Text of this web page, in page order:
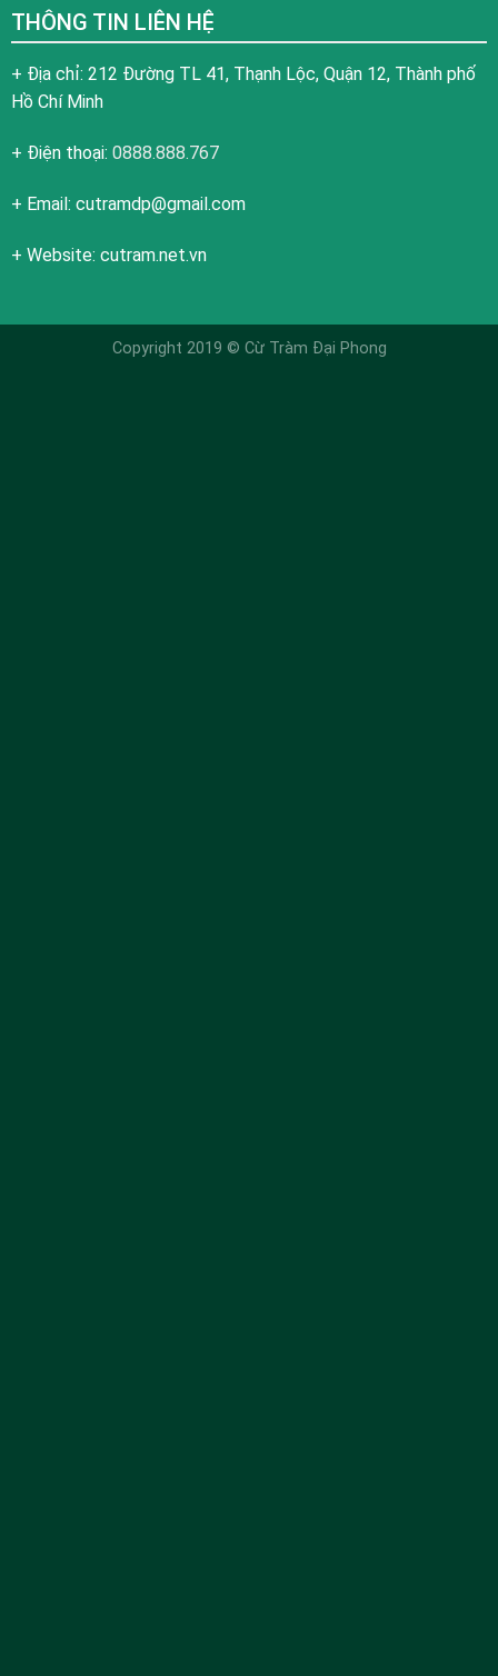
THÔNG TIN LIÊN HỆ
+ Địa chỉ: 212 Đường TL 41, Thạnh Lộc, Quận 12, Thành phố
Hồ Chí Minh
+ Điện thoại: 0888.888.767
+ Email: cutramdp@gmail.com
+ Website: cutram.net.vn
Copyright 2019 © Cừ Tràm Đại Phong